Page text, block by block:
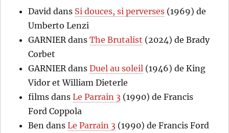
David dans Si douces, si perverses (1969) de
Umberto Lenzi
GARNIERdansThe Brutalist (2024) de Brady
Corbet
GARNIERdansDuel au soleil (1946) de King
Vidor et William Dieterle
films dansLe Parrain 3 (1990) de Francis
Ford Coppola
Ben dansLe Parrain 3 (1990) de Francis Ford